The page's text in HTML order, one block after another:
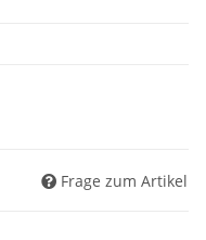
Frage zum Artikel